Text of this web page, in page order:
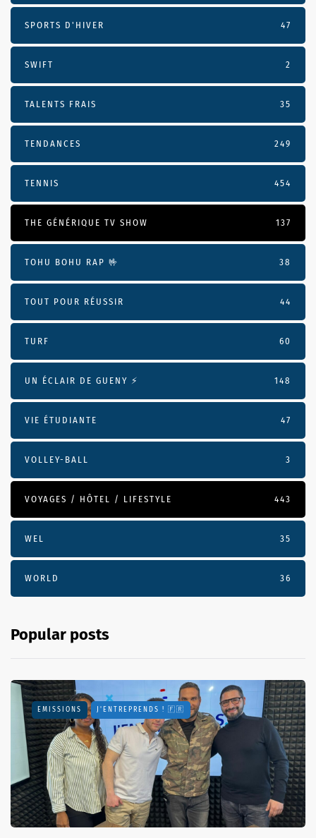
SPORTS D'HIVER 47
SWIFT 2
TALENTS FRAIS 35
TENDANCES 249
TENNIS 454
THE GÉNÉRIQUE TV SHOW 137
TOHU BOHU RAP 🤟 38
TOUT POUR RÉUSSIR 44
TURF 60
UN ÉCLAIR DE GUENY ⚡️ 148
VIE ÉTUDIANTE 47
VOLLEY-BALL 3
VOYAGES / HÔTEL / LIFESTYLE 443
WEL 35
WORLD 36
Popular posts
EMISSIONS J'ENTREPRENDS ! 🇫🇷